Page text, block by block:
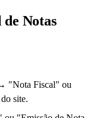
de Notas
"Nota Fiscal" ou
site.